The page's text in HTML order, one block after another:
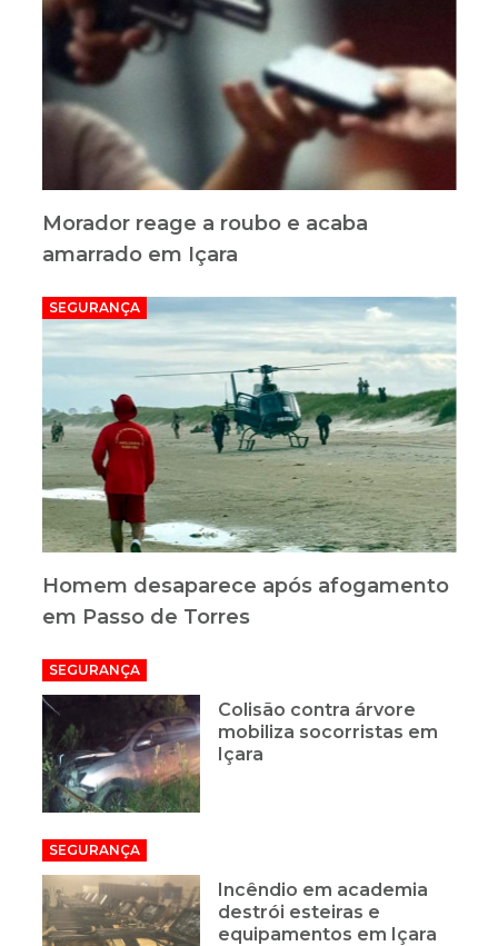
Morador reage a roubo e acaba
amarrado em Içara
SEGURANÇA
Homem desaparece após afogamento
em Passo de Torres
SEGURANÇA
Colisão contra árvore
mobiliza socorristas em
Içara
SEGURANÇA
Incêndio em academia
destrói esteiras e
equipamentos em Içara